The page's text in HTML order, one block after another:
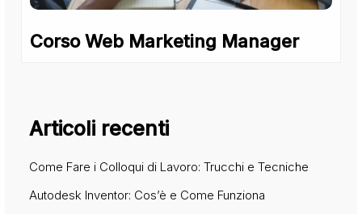
Corso Web Marketing Manager
Articoli recenti
Come Fare i Colloqui di Lavoro: Trucchi e Tecniche
Autodesk Inventor: Cos’è e Come Funziona